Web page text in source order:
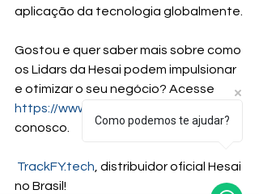
aplicação da tecnologia globalmente.
Gostou e quer saber mais sobre como
os Lidars da Hesai podem impulsionar
e otimizar o seu negócio? Acesse
https://www.hesaitech.com.br/
conosco.
TrackFY.tech, distribuidor oficial Hesai
no Brasil!
Como podemos te ajudar?